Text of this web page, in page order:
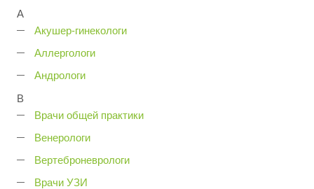
А
Акушер-гинекологи
Аллергологи
Андрологи
В
Врачи общей практики
Венерологи
Вертеброневрологи
Врачи УЗИ